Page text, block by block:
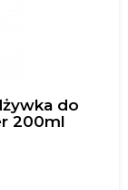
do
200ml